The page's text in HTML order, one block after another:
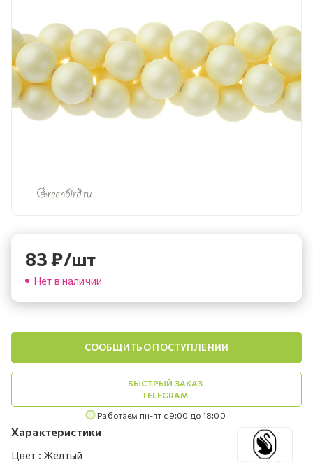
83₽/шт
Нет в наличии
СООБЩИТЬ О ПОСТУПЛЕНИИ
БЫСТРЫЙ ЗАКАЗ
TELEGRAM
Работаем пн-пт с 9:00 до 18:00
Характеристики
Цвет : Желтый